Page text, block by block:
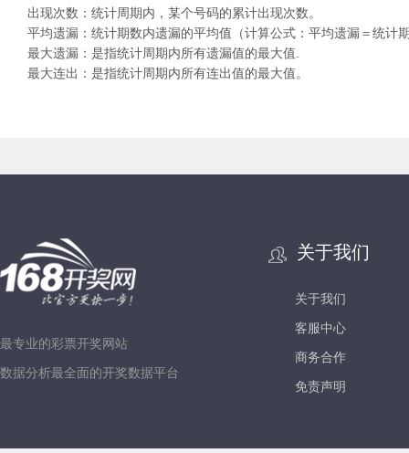
出现次数：统计周期内，某个号码的累计出现次数。
平均遗漏：统计期数内遗漏的平均值（计算公式：平均遗漏＝统计
最大遗漏：是指统计周期内所有遗漏值的最大值.
最大连出：是指统计周期内所有连出值的最大值。
最专业的彩票开奖网站
数据分析最全面的开奖数据平台
关于我们
关于我们
客服中心
商务合作
免责声明